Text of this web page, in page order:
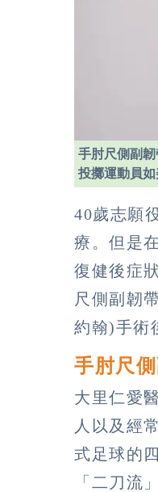
手肘尺側副
投擲運動員如
40歲志願
療。但是
復健後症
尺側副韌
約翰)手術
手肘尺
大里仁愛
人以及經
式足球的
「二刀流